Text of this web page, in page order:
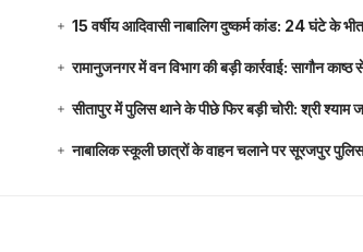
15 वर्षीय आदिवासी नाबालिग दुष्कर्म कांड: 24 घंटे के
रामानुजनगर में वन विभाग की बड़ी कार्रवाई: सागौन
सीतापुर में पुलिस थाने के पीछे फिर बड़ी चोरी: श्री
नाबालिक स्कूली छात्रों के वाहन चलाने पर सूरजपुर